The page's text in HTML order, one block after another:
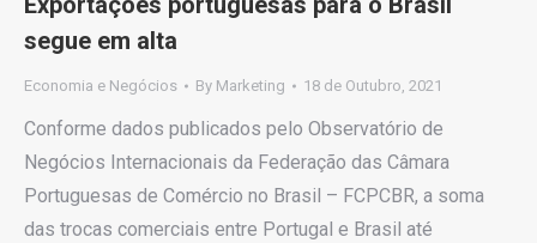
segue em alta
Economia e Negócios By Marketing 18 de Outubro, 2021
Conforme dados publicados pelo Observatório de
Negócios Internacionais da Federação das Câmara
Portuguesas de Comércio no Brasil – FCPCBR, a soma
das trocas comerciais entre Portugal e Brasil até